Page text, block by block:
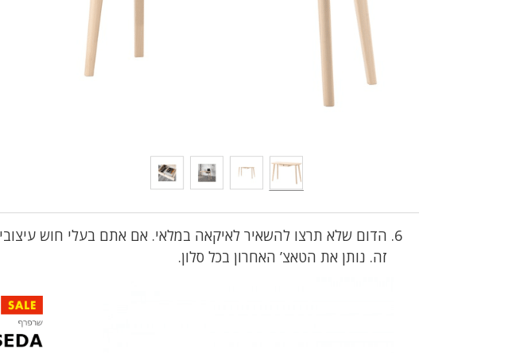
הדום שלא תרצו להשאיר לאיקאה במלאי. אם אתם בעלי חוש
זה. נותן את הטאצ’ האחרון בכל סלון.